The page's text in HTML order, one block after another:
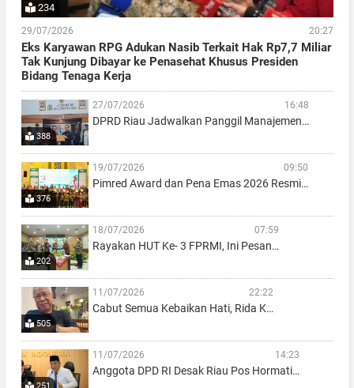
234
29/07/2026 20:27
Eks Karyawan RPG Adukan Nasib Terkait Hak Rp7,7 Miliar
Tak Kunjung Dibayar ke Penasehat Khusus Presiden
Bidang Tenaga Kerja
388
27/07/2026 16:48
DPRD Riau Jadwalkan Panggil Manajemen…
376
19/07/2026 09:50
Pimred Award dan Pena Emas 2026 Resmi…
202
18/07/2026 07:59
Rayakan HUT Ke- 3 FPRMI, Ini Pesan…
505
11/07/2026 22:22
Cabut Semua Kebaikan Hati, Rida K…
11/07/2026 14:23
Anggota DPD RI Desak Riau Pos Hormati…